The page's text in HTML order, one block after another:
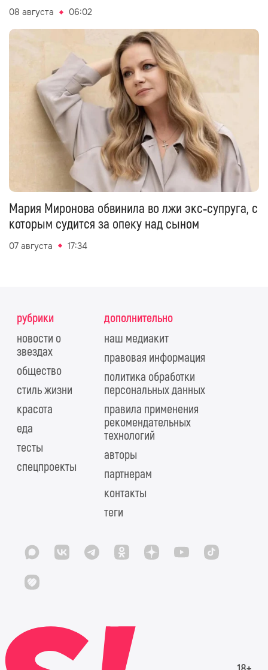
08 августа 06:02
Мария Миронова обвинила во лжи экс‑супруга, с
которым судится за опеку над сыном
07 августа 17:34
рубрики
новости о
звездах
общество
стиль жизни
красота
еда
тесты
спецпроекты
дополнительно
наш медиакит
правовая информация
политика обработки
персональных данных
правила применения
рекомендательных
технологий
авторы
партнерам
контакты
теги